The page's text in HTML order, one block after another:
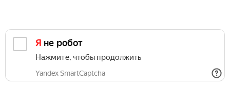
Я не робот
Нажмите, чтобы продолжить
Yandex SmartCaptcha